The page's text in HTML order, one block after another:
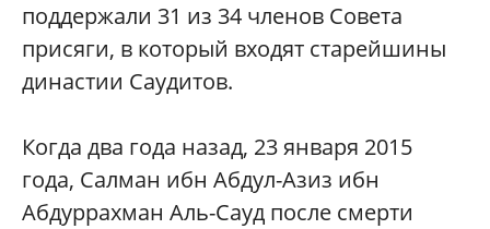
поддержали 31 из 34 членов Совета
присяги, в который входят старейшины
династии Саудитов.
Когда два года назад, 23 января 2015
года, Салман ибн Абдул-Азиз ибн
Абдуррахман Аль-Сауд после смерти